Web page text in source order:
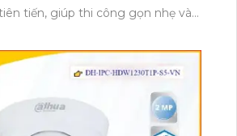
ĐẦU GHI HÌNH CÔNG NGHỆ
4,300,000 ₫